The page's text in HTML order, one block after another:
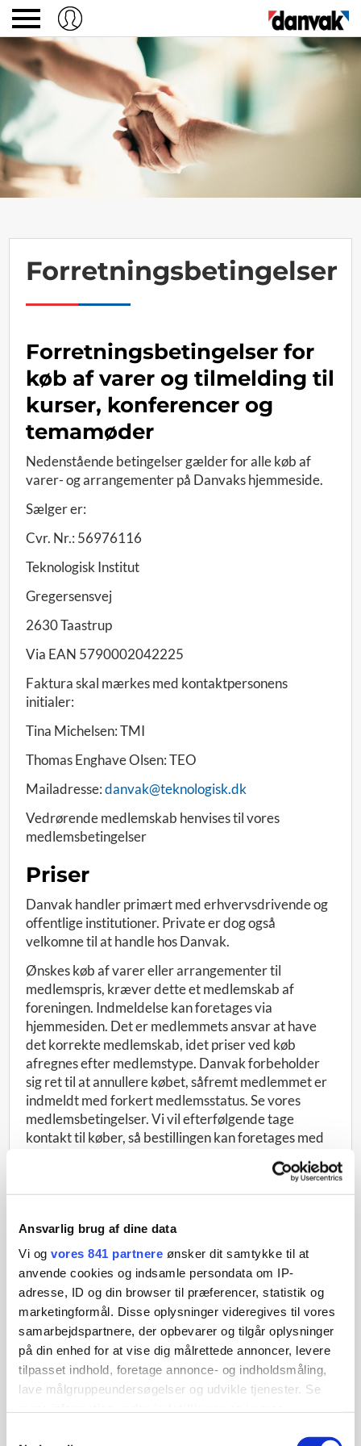
Ansvarlig brug af dine data
Vi og vores 841 partnere ønsker dit samtykke til at
anvende cookies og indsamle persondata om IP-
adresse, ID og din browser til præferencer, statistik og
marketingformål. Disse oplysninger videregives til vores
samarbejdspartnere, der opbevarer og tilgår oplysninger
på din enhed for at vise dig målrettede annoncer, levere
tilpasset indhold, foretage annonce- og indholdsmåling,
lave målgruppeundersøgelser og udvikle tjenester. Se
Forretningsbetingelser
Forretningsbetingelser for
køb af varer og tilmelding til
kurser, konferencer og
temamøder
Nedenstående betingelser gælder for alle køb af
varer- og arrangementer på Danvaks hjemmeside.
Sælger er:
Cvr. Nr.: 56976116
Teknologisk Institut
Gregersensvej
2630 Taastrup
Via EAN 5790002042225
Faktura skal mærkes med kontaktpersonens
initialer:
Tina Michelsen: TMI
Thomas Enghave Olsen: TEO
Mailadresse:danvak@teknologisk.dk
Vedrørende medlemskab henvises til vores
medlemsbetingelser
Priser
Danvak handler primært med erhvervsdrivende og
offentlige institutioner. Private er dog også
velkomne til at handle hos Danvak.
Ønskes køb af varer eller arrangementer til
medlemspris, kræver dette et medlemskab af
foreningen. Indmeldelse kan foretages via
hjemmesiden. Det er medlemmets ansvar at have
det korrekte medlemskab, idet priser ved køb
afregnes efter medlemstype. Danvak forbeholder
sig ret til at annullere købet, såfremt medlemmet er
indmeldt med forkert medlemsstatus. Se vores
medlemsbetingelser. Vi vil efterfølgende tage
kontakt til køber, så bestillingen kan foretages med
Levering
Priser for varer er opgivet eksklusive levering. Pris
Betaling
Det er muligt at købe med betalingskort eller få
tilsendt indbetalingskort. Du kan bruge følgende
betalingskort i webshoppen: Dankort, eDankort,
MasterCard, Maestro, Visa, Visa Electron. Vælger
køber at betale med indbetalingskort, er det købers